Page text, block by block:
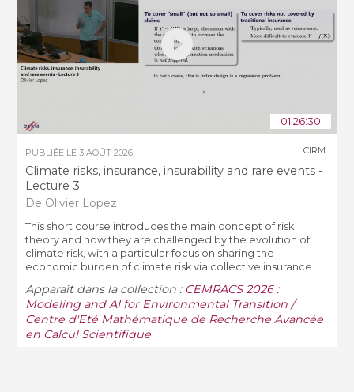
01:26:30
PUBLIÉE LE3 AOÛT 2026
Climate risks, insurance, insurability and rare events -
Lecture 3
De Olivier Lopez
CIRM
This short course introduces the main concept of risk
theory and how they are challenged by the evolution of
climate risk, with a particular focus on sharing the
economic burden of climate risk via collective insurance.
Apparaît dans la collection : CEMRACS 2026 :
Modeling and AI for Environmental Transition /
Centre d'Eté Mathématique de Recherche Avancée
en Calcul Scientifique